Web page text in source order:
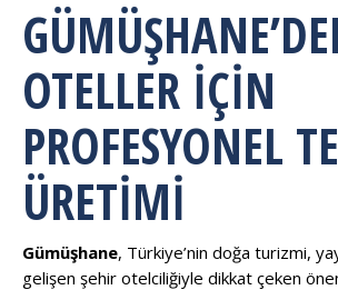
OTELLER İÇIN
PROFESYONEL
ÜRETIMI
Gümüşhane, Türkiye’nin doğa turizmi,
gelişen şehir otelciliğiyle dikkat çeken